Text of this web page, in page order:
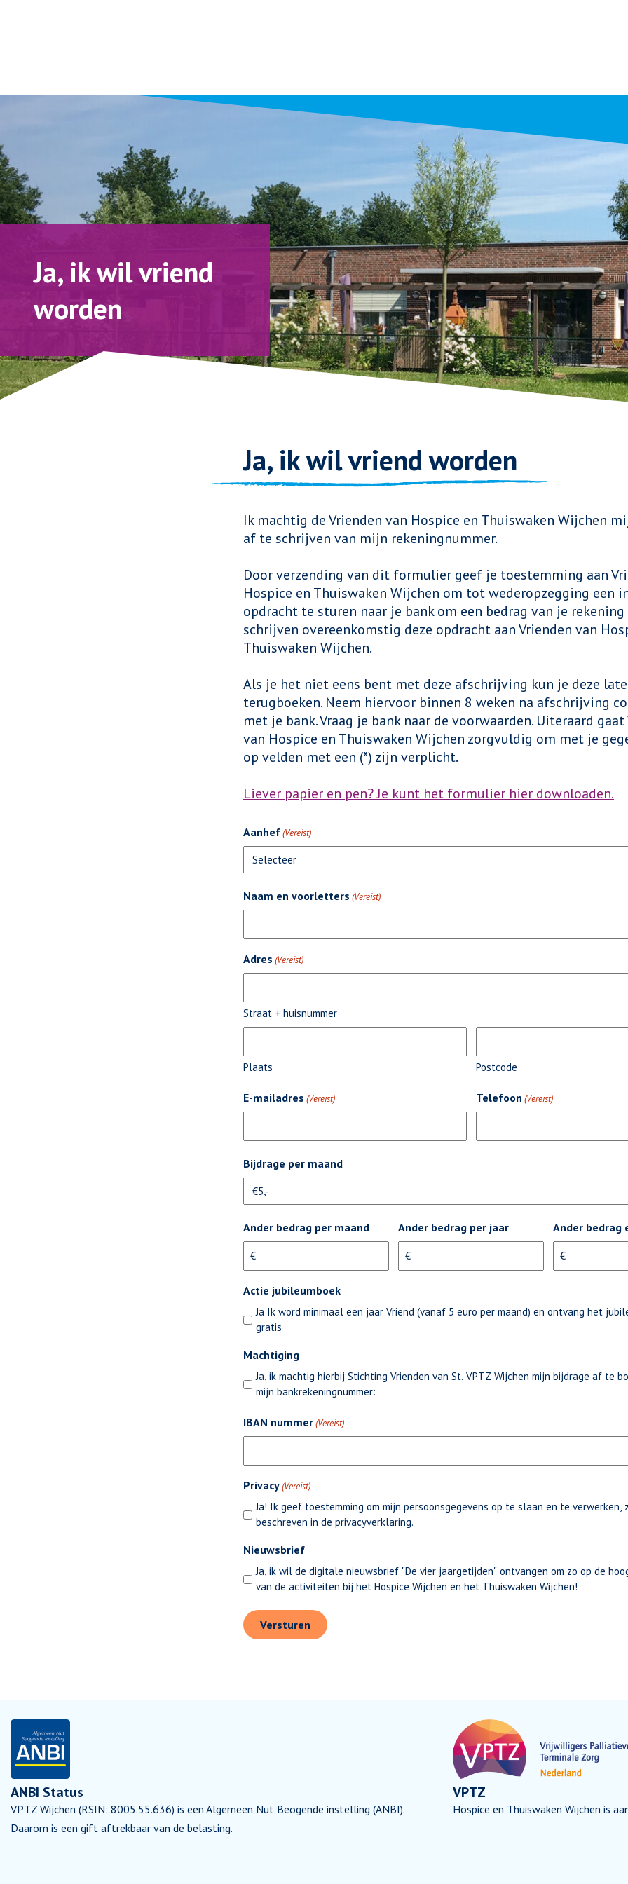
Ja, ik wil vriend
worden
Ja, ik wil vriend worden
Ik machtig de Vrienden van Hospice en Thuiswaken Wijchen
af te schrijven van mijn rekeningnummer.
Door verzending van dit formulier geef je toestemming aan
Hospice en Thuiswaken Wijchen om tot wederopzegging een
opdracht te sturen naar je bank om een bedrag van je
schrijven overeenkomstig deze opdracht aan Vrienden van
Thuiswaken Wijchen.
Als je het niet eens bent met deze afschrijving kun je deze
terugboeken. Neem hiervoor binnen 8 weken na afschrijving
met je bank. Vraag je bank naar de voorwaarden. Uiteraard gaat
van Hospice en Thuiswaken Wijchen zorgvuldig om met je
op velden met een (*) zijn verplicht.
Liever papier en pen? Je kunt het formulier hier downloaden.
Aanhef(Vereist)
Naam en voorletters (Vereist)
Adres (Vereist)
Straat + huisnummer
Plaats Postcode
E-mailadres (Vereist) Telefoon (Vereist)
Bijdrage per maand
Ander bedrag per maand Ander bedrag per jaar Ander bedrag
Actie jubileumboek
Ja Ik word minimaal een jaar Vriend (vanaf 5 euro per maand) en ontvang het
gratis
Machtiging
Ja, ik machtig hierbij Stichting Vrienden van St. VPTZ Wijchen mijn bijdrage af te
mijn bankrekeningnummer:
IBAN nummer(Vereist)
Privacy(Vereist)
Ja! Ik geef toestemming om mijn persoonsgegevens op te slaan en te verwerken,
beschreven in de privacyverklaring.
Nieuwsbrief
Ja, ik wil de digitale nieuwsbrief "De vier jaargetijden" ontvangen om zo op de
van de activiteiten bij het Hospice Wijchen en het Thuiswaken Wijchen!
ANBI Status
VPTZ Wijchen (RSIN: 8005.55.636) is een Algemeen Nut Beogende instelling (ANBI).
Daarom is een gift aftrekbaar van de belasting.
VPTZ
Hospice en Thuiswaken Wijchen is